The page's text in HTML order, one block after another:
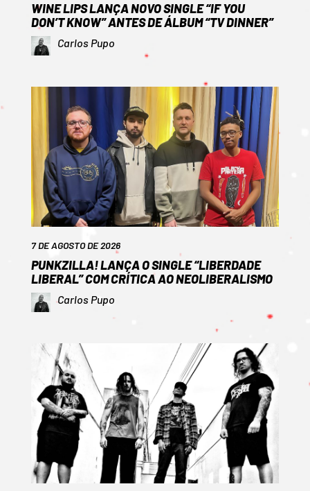
WINE LIPS LANÇA NOVO SINGLE “IF YOU
DON’T KNOW” ANTES DE ÁLBUM “TV DINNER”
Carlos Pupo
7 DE AGOSTO DE 2026
PUNKZILLA! LANÇA O SINGLE “LIBERDADE
LIBERAL” COM CRÍTICA AO NEOLIBERALISMO
Carlos Pupo